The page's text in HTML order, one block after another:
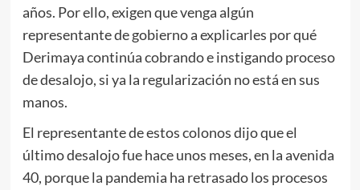
años. Por ello, exigen que venga algún
representante de gobierno a explicarles por qué
Derimaya continúa cobrando e instigando proceso
de desalojo, si ya la regularización no está en sus
manos.
El representante de estos colonos dijo que el
último desalojo fue hace unos meses, en la avenida
40, porque la pandemia ha retrasado los procesos